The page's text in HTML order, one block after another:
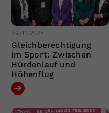
29.01.2025
Gleichberechtigung
im Sport: Zwischen
Hürdenlauf und
Höhenflug